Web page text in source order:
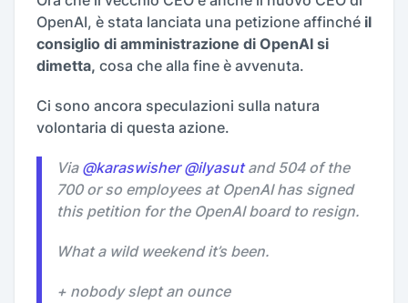
OpenAI, è stata lanciata una petizione affinché il
consiglio di amministrazione di OpenAI si
dimetta, cosa che alla fine è avvenuta.
Ci sono ancora speculazioni sulla natura
volontaria di questa azione.
Via @karaswisher @ilyasutand 504 of the
700 or so employees at OpenAI has signed
this petition for the OpenAI board to resign.
What a wild weekend it’s been.
+ nobody slept an ounce